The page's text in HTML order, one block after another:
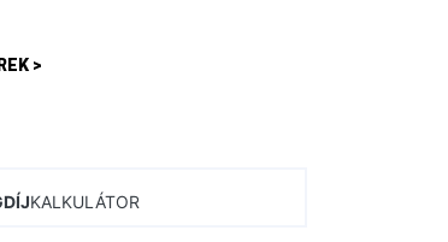
>
KALKULÁTOR